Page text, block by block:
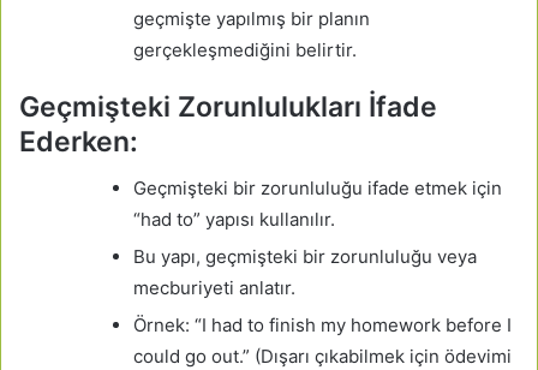
geçmişte yapılmış bir planın
gerçekleşmediğini belirtir.
Geçmişteki Zorunlulukları İfade
Ederken:
Geçmişteki bir zorunluluğu ifade etmek için
“had to” yapısı kullanılır.
Bu yapı, geçmişteki bir zorunluluğu veya
mecburiyeti anlatır.
Örnek: “I had to finish my homework before I
could go out.” (Dışarı çıkabilmek için ödevimi